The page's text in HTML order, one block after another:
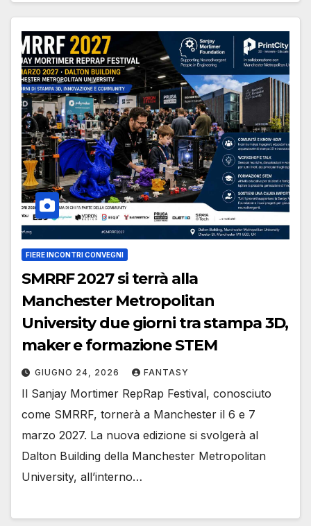
FIERE INCONTRI CONVEGNI
SMRRF 2027 si terrà alla
Manchester Metropolitan
University due giorni tra stampa 3D,
maker e formazione STEM
GIUGNO 24, 2026 FANTASY
Il Sanjay Mortimer RepRap Festival, conosciuto
come SMRRF, tornerà a Manchester il 6 e 7
marzo 2027. La nuova edizione si svolgerà al
Dalton Building della Manchester Metropolitan
University, all’interno…